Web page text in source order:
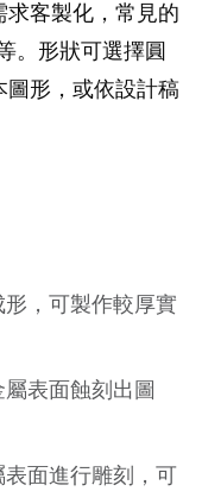
客製化，常見的
。形狀可選擇圓
圖形，或依設計稿
形，可製作較厚實
屬表面蝕刻出圖
表面進行雕刻，可